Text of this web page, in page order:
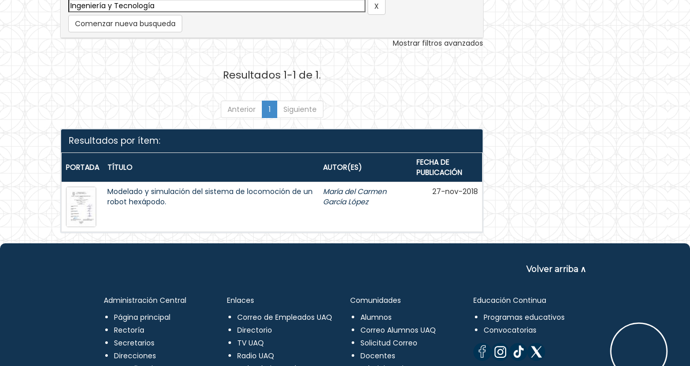
Comenzar nueva busqueda
Mostrar filtros avanzados
Resultados 1-1 de 1.
Anterior 1 Siguiente
Resultados por ítem:
PORTADA TÍTULO AUTOR(ES)
FECHA DE
PUBLICACIÓN
Modelado y simulación del sistema de locomoción de un
robot hexápodo.
María del Carmen
García López
27-nov-2018
Volver arriba ∧
Administración Central
Página principal
Rectoría
Secretarios
Direcciones
Enlaces
Correo de Empleados UAQ
Directorio
TV UAQ
Radio UAQ
Comunidades
Alumnos
Correo Alumnos UAQ
Solicitud Correo
Docentes
Educación Continua
Programas educativos
Convocatorias